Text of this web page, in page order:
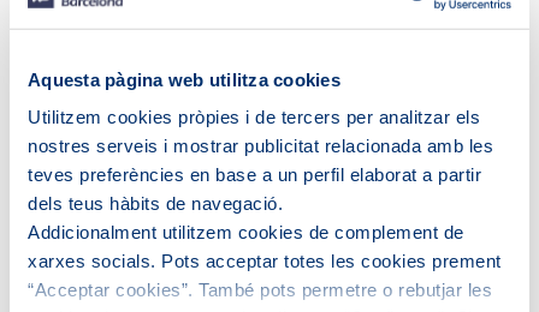
Aquesta pàgina web utilitza cookies
Utilitzem cookies pròpies i de tercers per analitzar els
nostres serveis i mostrar publicitat relacionada amb les
teves preferències en base a un perfil elaborat a partir
dels teus hàbits de navegació.
Addicionalment utilitzem cookies de complement de
xarxes socials. Pots acceptar totes les cookies prement
“Acceptar cookies”. També pots permetre o rebutjar les
Així doncs, l’Inclou-Comerç és una formació específica i
han adquirit els coneixements i les capacitats